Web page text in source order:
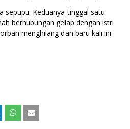
sepupu. Keduanya tinggal satu
berhubungan gelap dengan istri
menghilang dan baru kali ini